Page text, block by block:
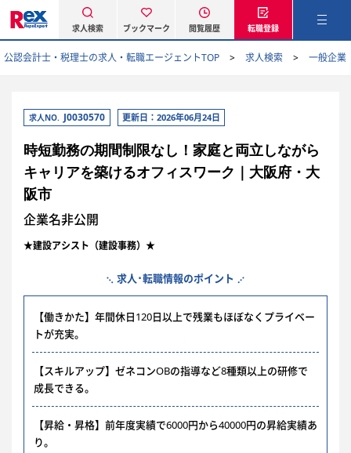
求人検索 ブックマーク 閲覧履歴 転職登録
公認会計士・税理士の求人・転職エージェントTOP 求人検索 一般企業
求人NO. J0030570 更新日：2026年06月24日
時短勤務の期間制限なし！家庭と両立しながら
キャリアを築けるオフィスワーク｜大阪府・大
阪市
企業名非公開
★建設アシスト（建設事務）★
求人･転職情報のポイント
【働きかた】年間休日120日以上で残業もほぼなくプライベー
トが充実。
【スキルアップ】ゼネコンOBの指導など8種類以上の研修で
成長できる。
【昇給・昇格】前年度実績で6000円から40000円の昇給実績あ
り。